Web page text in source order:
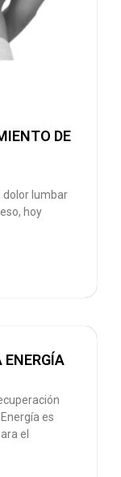
DE
dolor lumbar
hoy
ENERGÍA
es
el